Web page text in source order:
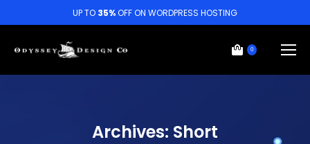
UP TO 35%OFF ON WORDPRESS HOSTING
0
Archives: Short